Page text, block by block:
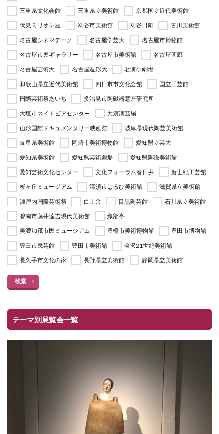
三重県文化会館
三重県立美術館
京都国立近代美術館
伏見ミリオン座
刈谷市美術館 刈谷日劇
古川美術館
名古屋シネマテーク
名古屋学芸大
名古屋市博物館
名古屋市民ギャラリー
名古屋市美術館
名古屋画廊
名古屋芸術大
名古屋造形大
名演小劇場
和歌山県立近代美術館
四日市市文化会館
国立工芸館
国際芸術祭あいち
多治見市陶磁器意匠研究所
大垣市スイトピアセンター
大須演芸場
山形国際ドキュメンタリー映画祭
岐阜県現代陶芸美術館
岐阜県美術館
岡崎市美術博物館
愛知県立芸大
愛知県美術館
愛知県芸術劇場
愛知県陶磁美術館
愛知芸術文化センター
文化フォーラム春日井
新世紀工芸館
桜ヶ丘ミュージアム
清須市はるひ美術館
滋賀県立美術館
瀬戸内国際芸術祭
白土舎 目黒陶芸館
石川県立美術館
碧南市藤井達吉現代美術館
織部亭
美濃加茂市民ミュージアム
豊橋市美術博物館
豊田市博物館
豊田市民芸館
豊田市美術館
金沢21世紀美術館
長久手市文化の家
長野県立美術館 静岡県立美術館
検索
テーマ別展覧会一覧